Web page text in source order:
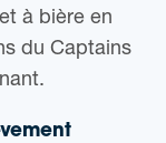
à bière en
du Captains